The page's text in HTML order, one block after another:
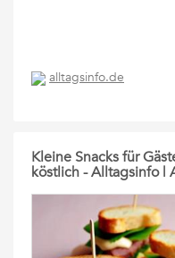
alltagsinfo.de
Kleine Snacks für
köstlich - Alltagsinfo |